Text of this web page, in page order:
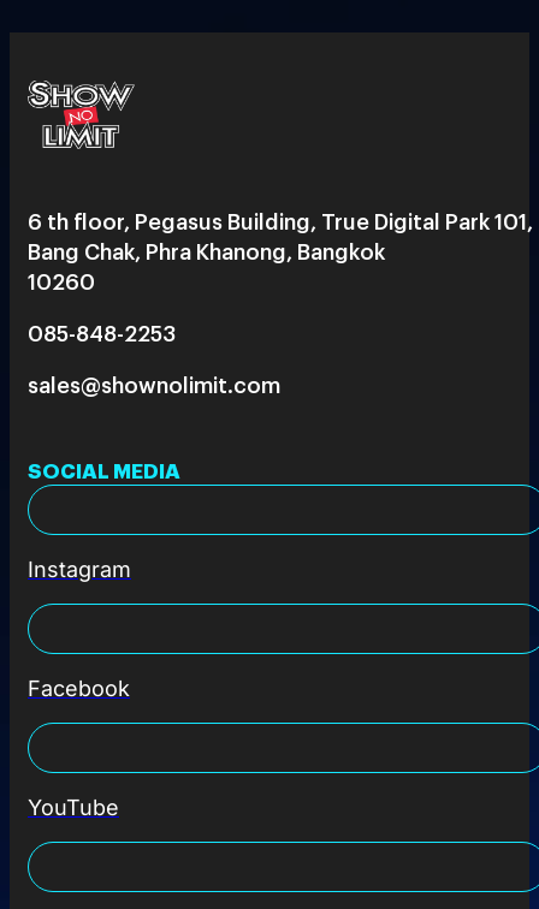
6 th floor, Pegasus Building, True Digital Park 101,
Bang Chak, Phra Khanong, Bangkok
10260
085-848-2253
sales@shownolimit.com
SOCIAL MEDIA
Instagram
Facebook
YouTube